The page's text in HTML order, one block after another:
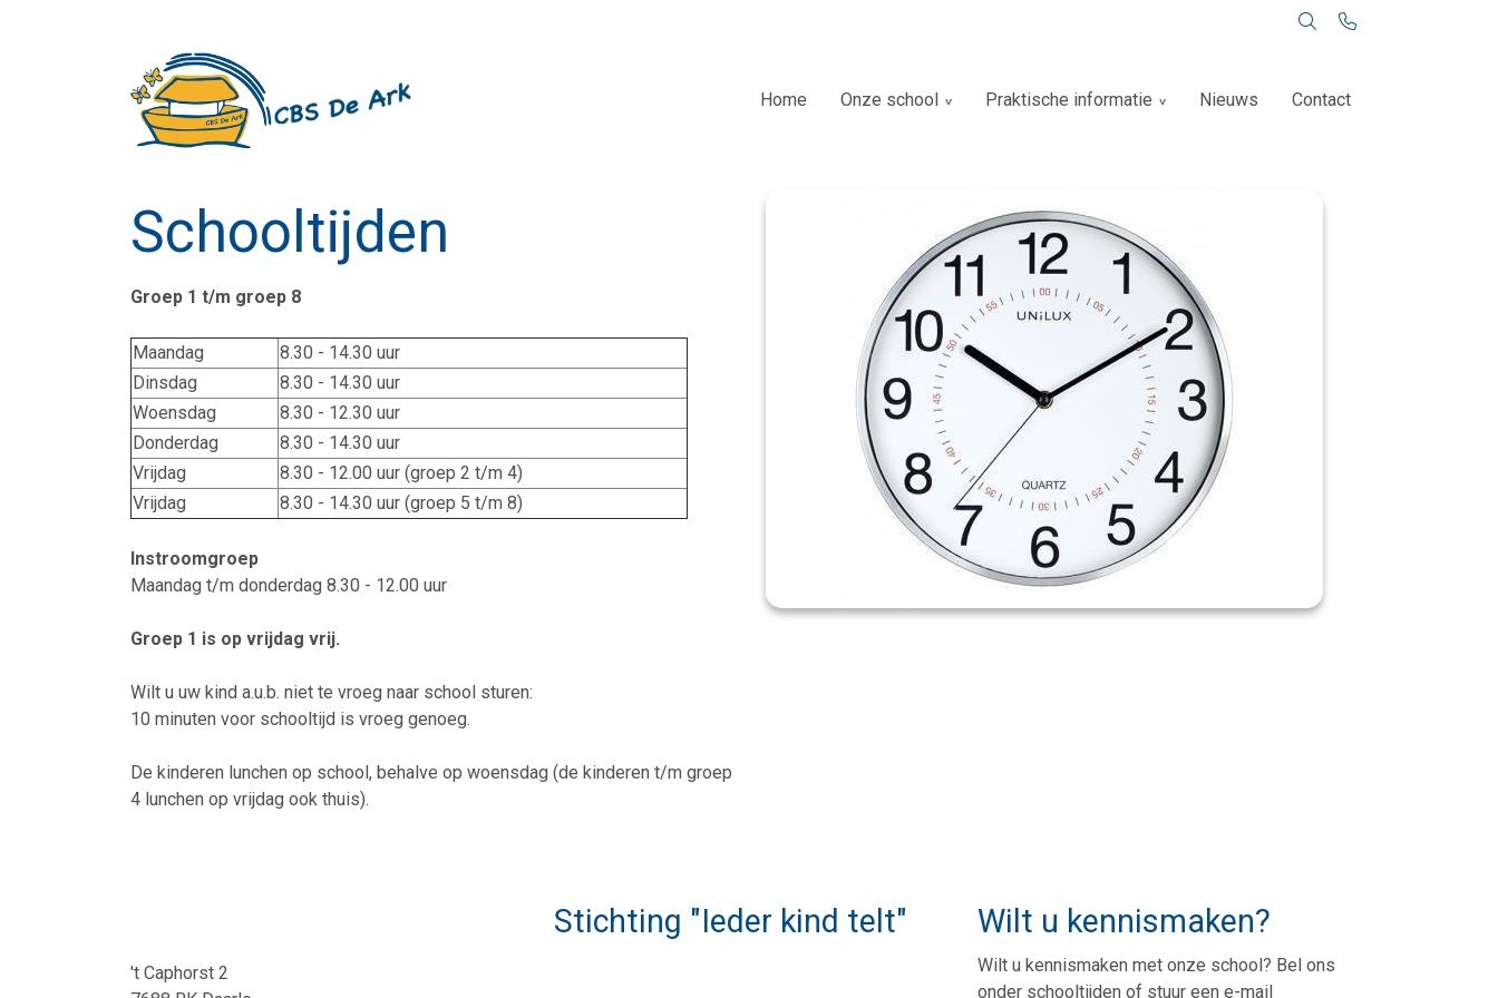
Home Onze school Praktische informatie Nieuws Contact
Schooltijden
Groep 1 t/m groep 8
Maandag
8.30 - 14.30 uur
Dinsdag
8.30 - 14.30 uur
Woensdag
8.30 - 12.30 uur
Donderdag
8.30 - 14.30 uur
Vrijdag
8.30 - 12.00 uur (groep 2 t/m 4)
Vrijdag
8.30 - 14.30 uur (groep 5 t/m 8)
Instroomgroep
Maandag t/m donderdag 8.30 - 12.00 uur
Groep 1 is op vrijdag vrij.
Wilt u uw kind a.u.b. niet te vroeg naar school sturen:
10 minuten voor schooltijd is vroeg genoeg.
De kinderen lunchen op school, behalve op woensdag (de kinderen t/m groep
4 lunchen op vrijdag ook thuis).
't Caphorst 2
Stichting "Ieder kind telt" Wilt u kennismaken?
Wilt u kennismaken met onze school? Bel ons
onder schooltijden of stuur een e-mail